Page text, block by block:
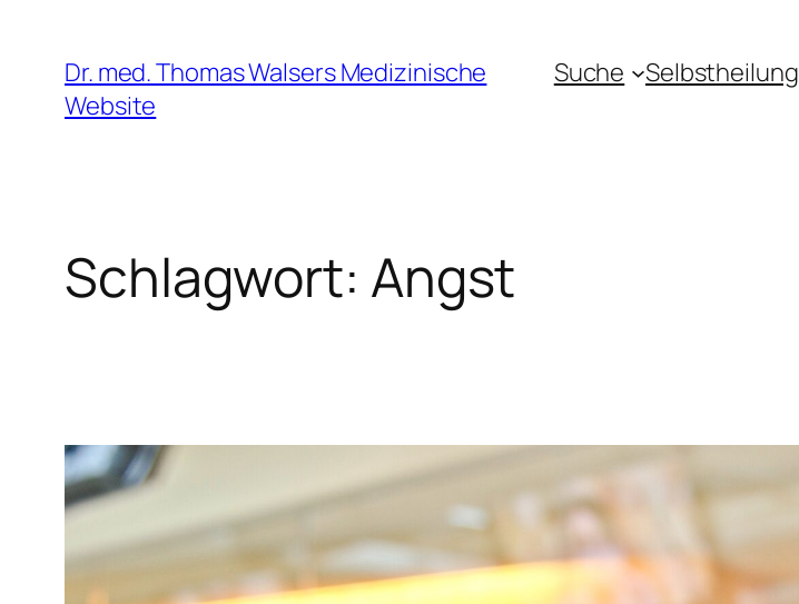
Inhalt
springen
Dr. med. Thomas Walsers Medizinische
Website
Suche Selbstheilung
Schlagwort: Angst